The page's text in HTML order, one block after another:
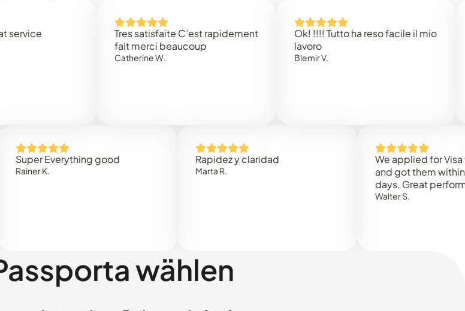
Tres satisfaite C’est rapidement
fait merci beaucoup
Catherine W.
Ok! !!!! Tutto ha reso facile il mio
Everything good Rapidez y claridad
We applied for Visa to
and got them within 3
days. Great performance!
wählen